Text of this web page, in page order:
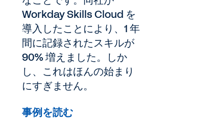
Workday Skills Cloud を
導入したことにより、1 年
間に記録されたスキルが
90% 増えました。しか
し、これはほんの始まり
にすぎません。
事例を読む